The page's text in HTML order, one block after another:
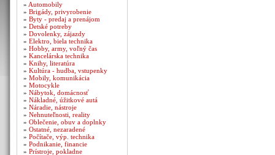
» Automobily
» Brigády, privyrobenie
» Byty - predaj a prenájom
» Detské potreby
» Dovolenky, zájazdy
» Elektro, biela technika
» Hobby, army, voľný čas
» Kancelárska technika
» Knihy, literatúra
» Kultúra - hudba, vstupenky
» Mobily, komunikácia
» Motocykle
» Nábytok, domácnosť
» Nákladné, úžitkové autá
» Náradie, nástroje
» Nehnuteľnosti, reality
» Oblečenie, obuv a doplnky
» Ostatné, nezaradené
» Počítače, výp. technika
» Podnikanie, financie
» Prístroje, pokladne